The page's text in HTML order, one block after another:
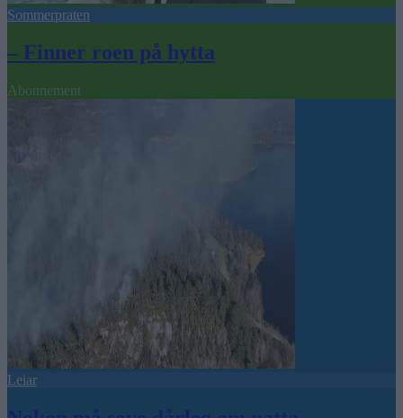
Sommerpraten
– Finner roen på hytta
Abonnement
Leiar